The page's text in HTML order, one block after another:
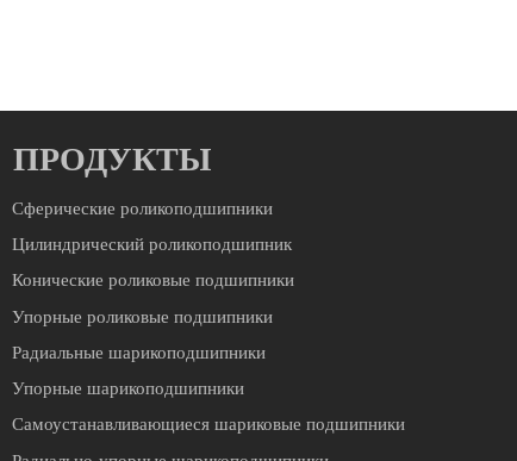
ПРОДУКТЫ
Сферические роликоподшипники
Цилиндрический роликоподшипник
Конические роликовые подшипники
Упорные роликовые подшипники
Радиальные шарикоподшипники
Упорные шарикоподшипники
Cамоустанавливающиеся шариковые подшипники